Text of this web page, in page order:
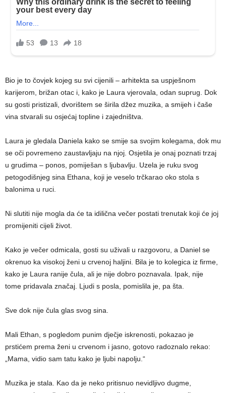
Bio je to čovjek kojeg su svi cijenili – arhitekta sa uspješnom
karijerom, brižan otac i, kako je Laura vjerovala, odan suprug. Dok
su gosti pristizali, dvorištem se širila džez muzika, a smijeh i čaše
vina stvarali su osjećaj topline i zajedništva.
Laura je gledala Daniela kako se smije sa svojim kolegama, dok mu
se oči povremeno zaustavljaju na njoj. Osjetila je onaj poznati trzaj
u grudima – ponos, pomiješan s ljubavlju. Uzela je ruku svog
petogodišnjeg sina Ethana, koji je veselo trčkarao oko stola s
balonima u ruci.
Ni slutiti nije mogla da će ta idilična večer postati trenutak koji će joj
promijeniti cijeli život.
Kako je večer odmicala, gosti su uživali u razgovoru, a Daniel se
okrenuo ka visokoj ženi u crvenoj haljini. Bila je to kolegica iz firme,
kako je Laura ranije čula, ali je nije dobro poznavala. Ipak, nije
tome pridavala značaj. Ljudi s posla, pomislila je, pa šta.
Sve dok nije čula glas svog sina.
Mali Ethan, s pogledom punim dječje iskrenosti, pokazao je
prstićem prema ženi u crvenom i jasno, gotovo radoznalo rekao:
„Mama, vidio sam tatu kako je ljubi napolju.“
Muzika je stala. Kao da je neko pritisnuo nevidljivo dugme,